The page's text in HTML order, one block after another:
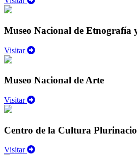
Museo Nacional de Etnografía
Visitar
Museo Nacional de Arte
Visitar
Centro de la Cultura
Visitar